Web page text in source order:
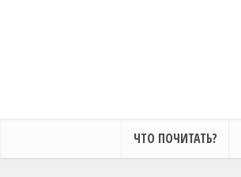
ЧТО ПОЧИТАТЬ?